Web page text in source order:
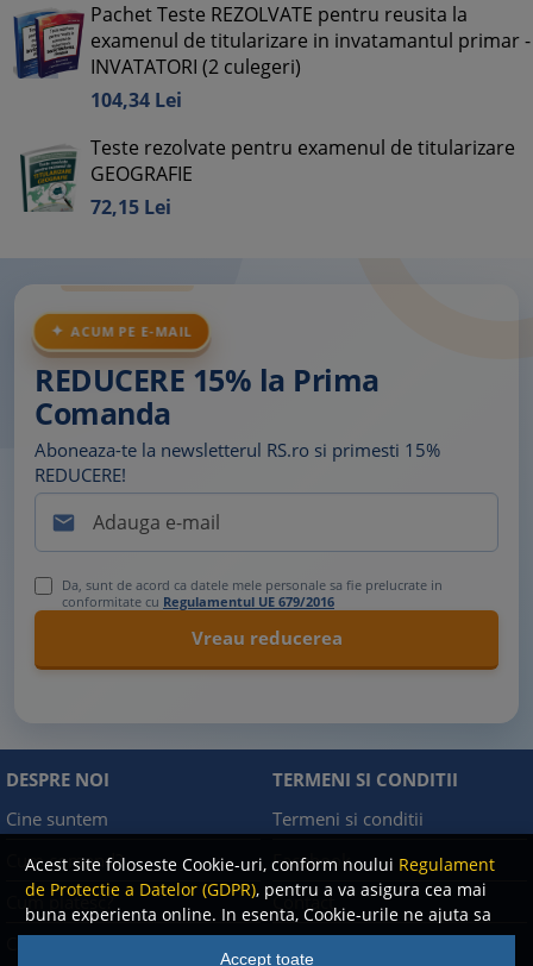
Acest site foloseste Cookie-uri, conform noului Regulament
de Protectie a Datelor (GDPR), pentru a va asigura cea mai
buna experienta online. In esenta, Cookie-urile ne ajuta sa
imbunatatim continutul de pe site, oferindu-va dvs.,
Accept toate
Pachet Teste REZOLVATE pentru reusita la
examenul de titularizare in invatamantul primar -
INVATATORI (2 culegeri)
104,34 Lei
Teste rezolvate pentru examenul de titularizare
GEOGRAFIE
72,15 Lei
ACUM PE E-MAIL
REDUCERE 15% la Prima
Comanda
Aboneaza-te la newsletterul RS.ro si primesti 15%
REDUCERE!

Da, sunt de acord ca datele mele personale sa fie prelucrate in
conformitate cu Regulamentul UE 679/2016
DESPRE NOI
Cine suntem
Cum comand?
Cum platesc?
TERMENI SI CONDITII
Termeni si conditii
Facebook
Contact